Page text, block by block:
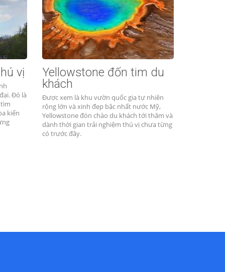
vị
Đó là
kiến
Yellowstone đốn tim du
khách
Được xem là khu vườn quốc gia tự nhiên
rộng lớn và xinh đẹp bậc nhất nước Mỹ,
Yellowstone đón chào du khách tới thăm và
dành thời gian trải nghiệm thú vị chưa từng
có trước đây.